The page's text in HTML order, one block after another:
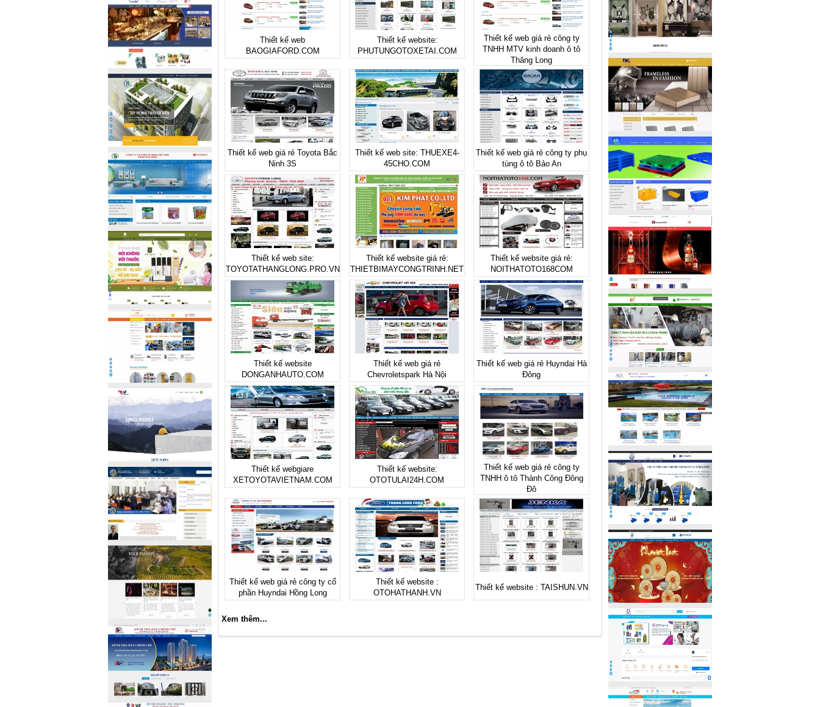
Thiết kế web
BAOGIAFORD.COM
Thiết kế website:
PHUTUNGOTOXETAI.COM
Thiết kế web giá rẻ công ty
TNHH MTV kinh doanh ô tô
Thăng Long
Thiết kế web giá rẻ Toyota Bắc
Ninh 3S
Thiết kế web site: THUEXE4-
45CHO.COM
Thiết kế web giá rẻ công ty phụ
tùng ô tô Bảo An
Thiết kế web site:
TOYOTATHANGLONG.PRO.VN
Thiết kế website giá rẻ:
THIETBIMAYCONGTRINH.NET
Thiết kế website giá rẻ:
NOITHATOTO168COM
Thiết kế website
DONGANHAUTO.COM
Thiết kế web giá rẻ
Chevroletspark Hà Nội
Thiết kế web giá rẻ Huyndai Hà
Đông
Thiết kế webgiare
XETOYOTAVIETNAM.COM
Thiết kế website:
OTOTULAI24H.COM
Thiết kế web giá rẻ công ty
TNHH ô tô Thành Công Đông
Đô
Thiết kế web giá rẻ công ty cổ
phần Huyndai Hồng Long
Thiết kế website :
OTOHATHANH.VN
Thiết kế website : TAISHUN.VN
Xem thêm...